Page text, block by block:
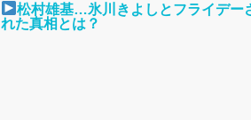
松村雄基…氷川きよしとフライデー
れた真相とは？